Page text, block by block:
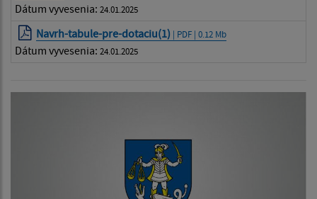
Dátum vyvesenia: 24.01.2025
Navrh-tabule-pre-dotaciu(1) | PDF | 0.12 Mb
Dátum vyvesenia: 24.01.2025